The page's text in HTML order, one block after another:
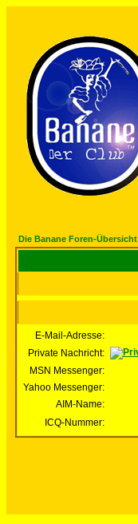
Die Banane Foren-Übersicht
E-Mail-Adresse:
Private Nachricht:
MSN Messenger:
Yahoo Messenger:
AIM-Name:
ICQ-Nummer: